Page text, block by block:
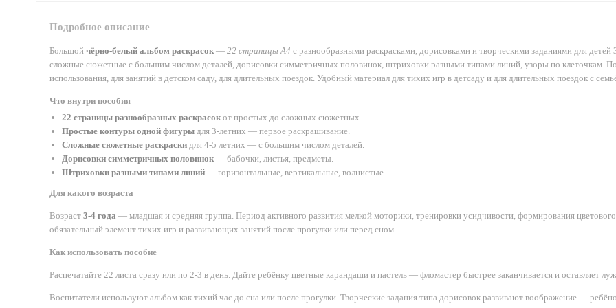
Подробное описание
Большой чёрно-белый альбом раскрасок — 22 страницы А4 с разнообразными раскрасками, дорисовками и творческими заданиями для
сложные сюжетные с большим числом деталей, дорисовки симметричных половинок, штриховки разными типами линий, узоры по клеточкам.
использования, для занятий в детском саду, для длительных поездок. Удобный материал для тихих игр в детсаду и для длительных поездок с
Что внутри пособия
22 страницы разнообразных раскрасок от простых до сложных сюжетных.
Простые контуры одной фигуры для 3-летних — первое раскрашивание.
Сложные сюжетные раскраски для 4-5 летних — с большим числом деталей.
Дорисовки симметричных половинок — бабочки, листья, предметы.
Штриховки разными типами линий — горизонтальные, вертикальные, волнистые.
Для какого возраста
Возраст 3-4 года — младшая и средняя группа. Период активного развития мелкой моторики, тренировки усидчивости, формирования
обязательный элемент тихих игр и развивающих занятий после прогулки или перед сном.
Как использовать пособие
Распечатайте 22 листа сразу или по 2-3 в день. Дайте ребёнку цветные карандаши и пастель — фломастер быстрее заканчивается и оставляет
Воспитатели используют альбом как тихий час до сна или после прогулки. Творческие задания типа дорисовок развивают воображение —